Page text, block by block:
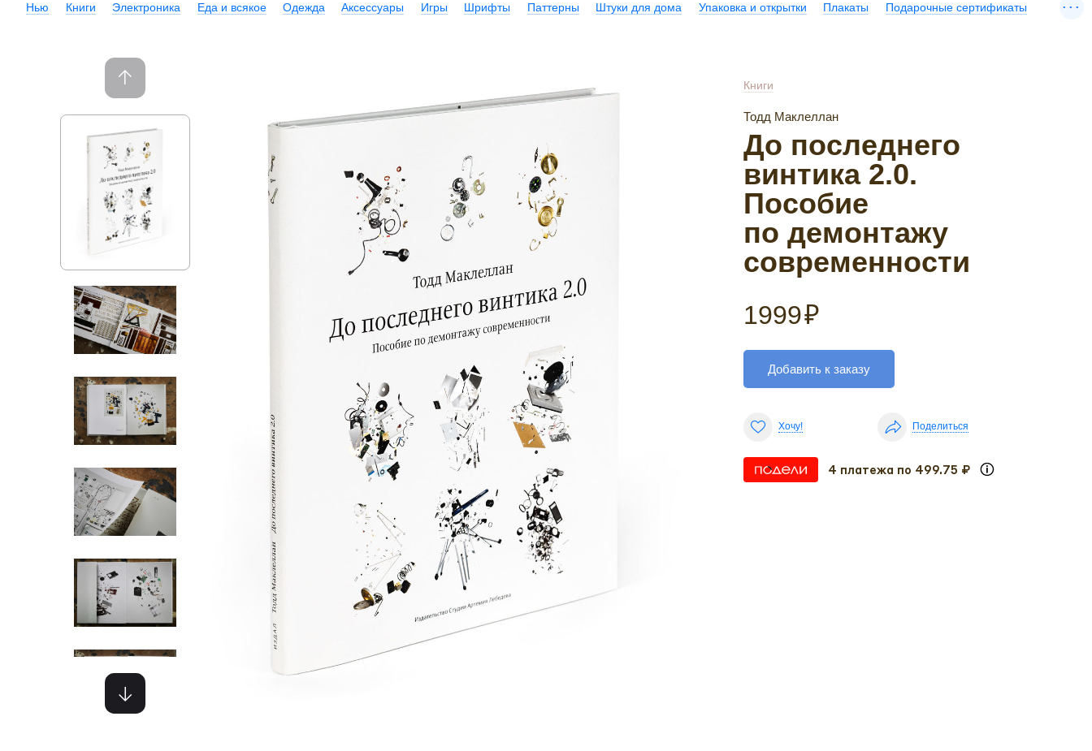
Нью Книги Электроника Еда и всякое Одежда Аксессуары Игры Шрифты Паттерны Штуки для дома Упаковка и открытки Плакаты Подарочные сертификаты
Книги
Тодд Маклеллан
До последнего
винтика 2.0.
Пособие
по демонтажу
современности
1999₽
Добавить к заказу
Хочу! Поделиться
4 платежа по 499.75 ₽